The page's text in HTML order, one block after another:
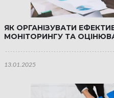
ЯК ОРГАНІЗУВАТИ
МОНІТОРИНГУ ТА
13.01.2025